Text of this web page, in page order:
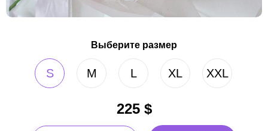
Выберите размер
S M L XL XXL
225$